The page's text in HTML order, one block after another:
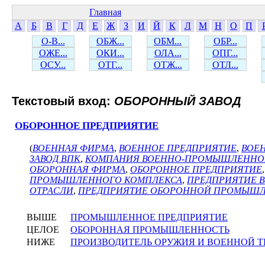
Главная
А
Б В Г Д Е Ж З И Й К Л М Н О П
О-В...
ОБЖ... ОБМ...
ОБР...
ОЖЕ...
ОКИ... ОЛА...
ОПГ...
ОСУ...
ОТГ... ОТЖ... ОТЛ...
Текстовый вход: ОБОРОННЫЙ ЗАВОД
ОБОРОННОЕ ПРЕДПРИЯТИЕ
(ВОЕННАЯ ФИРМА, ВОЕННОЕ ПРЕДПРИЯТИЕ,
ЗАВОД ВПК, КОМПАНИЯ ВОЕННО-
ОБОРОННАЯ ФИРМА, ОБОРОННОЕ ПРЕДПРИЯТИЕ
ПРОМЫШЛЕННОГО КОМПЛЕКСА, ПРЕДПРИЯТИЕ
ОТРАСЛИ, ПРЕДПРИЯТИЕ ОБОРОННОЙ
ВЫШЕ
ПРОМЫШЛЕННОЕ ПРЕДПРИЯТИЕ
ЦЕЛОЕ
ОБОРОННАЯ ПРОМЫШЛЕННОСТЬ
НИЖЕ
ПРОИЗВОДИТЕЛЬ ОРУЖИЯ И ВОЕННОЙ